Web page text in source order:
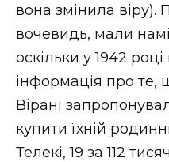
вона змінила віру).
вочевидь, мали
оскільки у 1942
інформація про
Вірані
купити їхній
Телекі, 19 за 112